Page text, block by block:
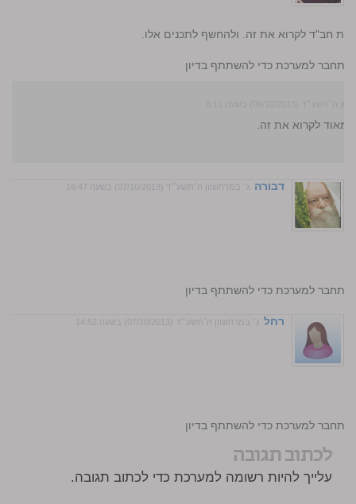
חב"ד לקרוא את זה. ולהחשף לתכנים אלו.
התחבר למערכת כדי להשתתף בדיון
מאוד לקרוא את זה.
דבורה ג׳ במרחשוון ה׳תשע״ד (07/10/2013) בשעה 16:47
התחבר למערכת כדי להשתתף בדיון
רחל ג׳ במרחשוון ה׳תשע״ד (07/10/2013) בשעה 14:52
התחבר למערכת כדי להשתתף בדיון
לכתוב תגובה
עלייך להיות רשומה למערכת כדי לכתוב תגובה.